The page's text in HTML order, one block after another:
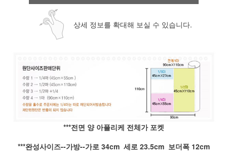
상세 정보를 확대해 보실 수 있습니다.
***전면 양 아플리케 전체가 포켓
***완성사이즈--가방--가로 34cm 세로 23.5cm 보더폭 12cm